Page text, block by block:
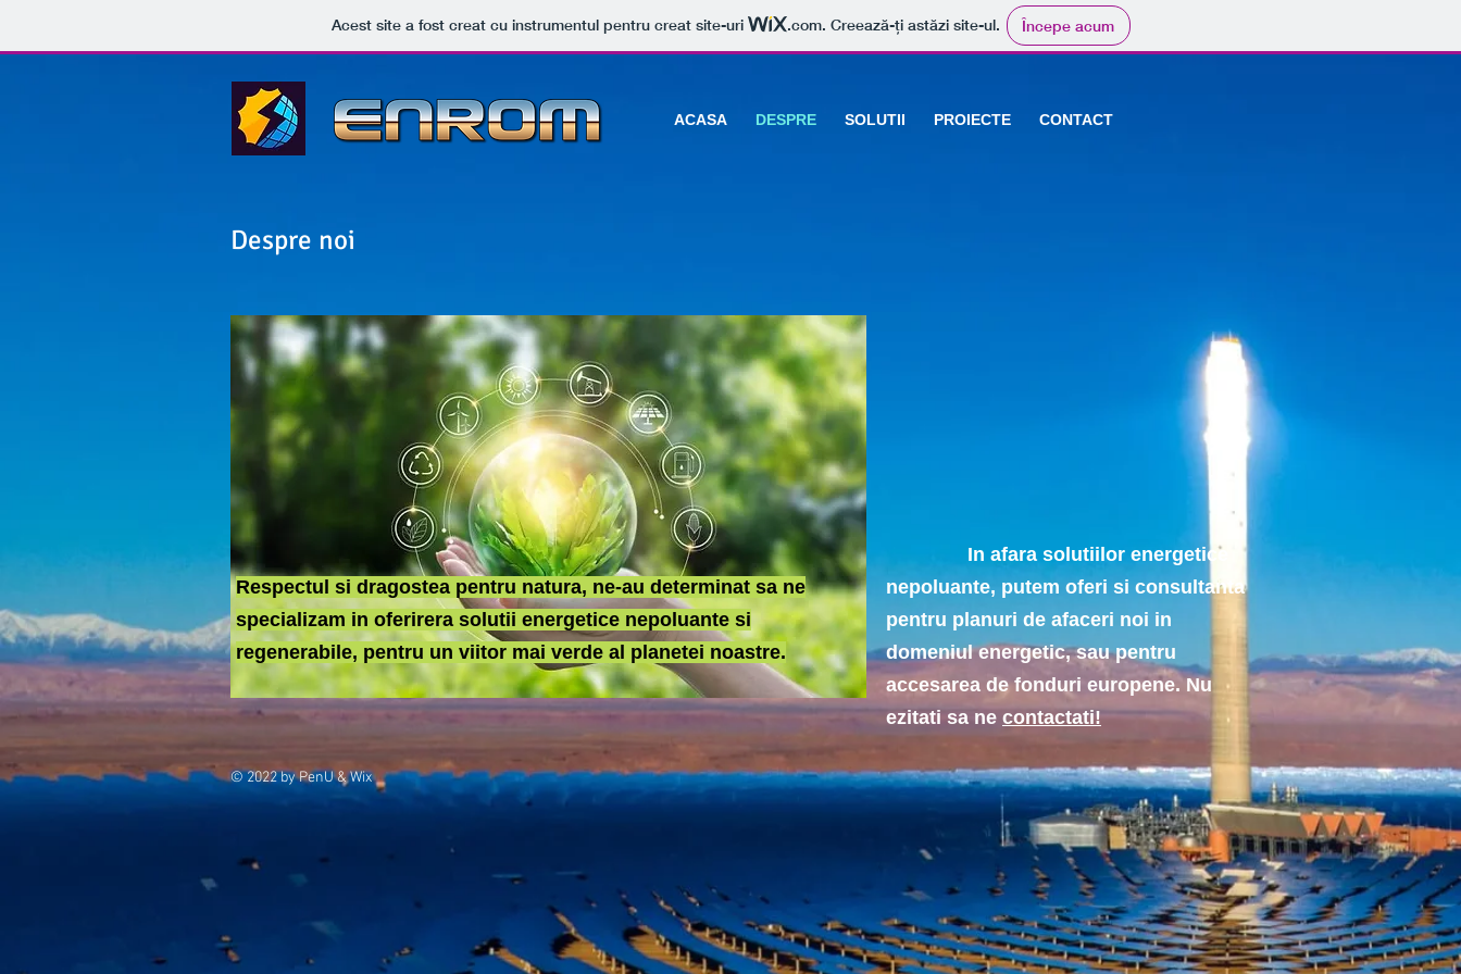
Acest site a fost creat cu instrumentul pentru creat site-uri .com. Creează-ți astăzi site-ul. Începe acum
ACASA DESPRE SOLUTII PROIECTE CONTACT
Despre noi
Respectul si dragostea pentru natura, ne-au determinat sa ne
specializam in oferirera solutii energetice nepoluante si
regenerabile, pentru un viitor mai verde al planetei noastre.
In afara solutiilor energetice
nepoluante, putem oferi si consultanta
pentru planuri de afaceri noi in
domeniul energetic, sau pentru
accesarea de fonduri europene. Nu
ezitati sa ne contactati!
© 2022 by PenU & Wix